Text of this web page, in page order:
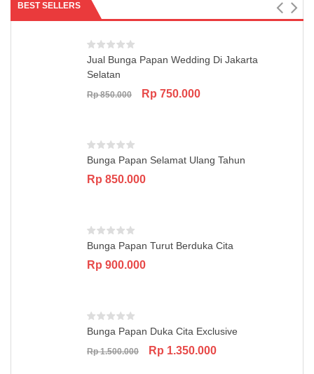
BEST SELLERS
Jual Bunga Papan Wedding Di Jakarta
Selatan
Rp850.000
Original
Rp 750.000Current
Bunga Papan Selamat Ulang Tahun
Rp 850.000
Bunga Papan Turut Berduka Cita
Rp 900.000
Bunga Papan Duka Cita Exclusive
Rp1.500.000
Original
Rp 1.350.000Current